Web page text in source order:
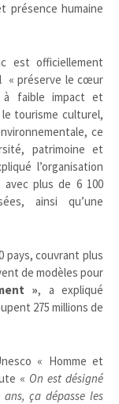
présence humaine
est officiellement
« préserve le cœur
à faible impact et
tourisme culturel,
ce
patrimoine et
l’organisation
plus de 6 100
ainsi qu’une
pays, couvrant plus
de modèles pour
», a expliqué
275 millions de
« Homme et
« On est désigné
ça dépasse les